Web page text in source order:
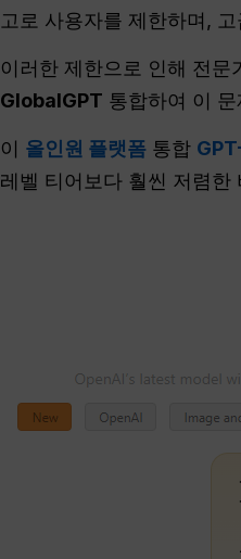
고로 사용자를 제한하며,
이러한 제한으로 인해 전
GlobalGPT 통합하여 이
이 올인원 플랫폼 통합
레벨 티어보다 훨씬 저렴한